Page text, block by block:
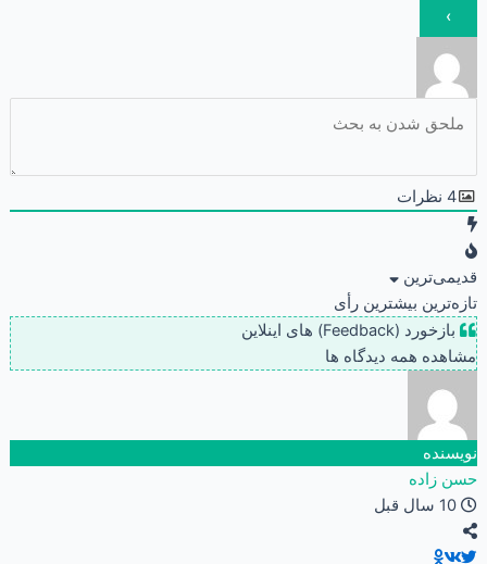
4نظرات
قدیمی‌ترین
تازه‌ترین بیشترین رأی
بازخورد (Feedback) های اینلاین
مشاهده همه دیدگاه ها
نویسنده
حسن زاده
10 سال قبل